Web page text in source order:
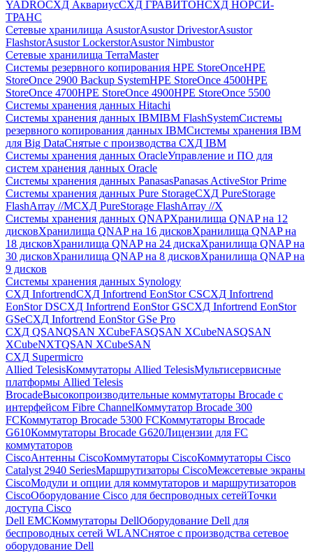
YADROСХД АквариусСХД ГРАВИТОНСХД НОРСИ-
ТРАНС
Сетевые хранилища AsustorAsustor DrivestorAsustor
FlashstorAsustor LockerstorAsustor Nimbustor
Сетевые хранилища TerraMaster
Системы резервного копирования HPE StoreOnceHPE
StoreOnce 2900 Backup SystemHPE StoreOnce 4500HPE
StoreOnce 4700HPE StoreOnce 4900HPE StoreOnce 5500
Системы хранения данных Hitachi
Системы хранения данных IBMIBM FlashSystemСистемы
резервного копирования данных IBMСистемы хранения IBM
для Big DataСнятые с производства СХД IBM
Системы хранения данных OracleУправление и ПО для
систем хранения данных Oracle
Системы хранения данных PanasasPanasas ActiveStor Prime
Системы хранения данных Pure StorageСХД PureStorage
FlashArray //MСХД PureStorage FlashArray //X
Системы хранения данных QNAPХранилища QNAP на 12
дисковХранилища QNAP на 16 дисковХранилища QNAP на
18 дисковХранилища QNAP на 24 дискаХранилища QNAP на
30 дисковХранилища QNAP на 8 дисковХранилища QNAP на
9 дисков
Системы хранения данных Synology
СХД InfortrendСХД Infortrend EonStor CSСХД Infortrend
EonStor DSСХД Infortrend EonStor GSСХД Infortrend EonStor
GSeСХД Infortrend EonStor GSe Pro
СХД QSANQSAN XCubeFASQSAN XCubeNASQSAN
XCubeNXTQSAN XCubeSAN
СХД Supermicro
Allied TelesisКоммутаторы Allied TelesisМультисервисные
платформы Allied Telesis
BrocadeВысокопроизводительные коммутаторы Brocade с
интерфейсом Fibre ChannelКоммутатор Brocade 300
FCКоммутатор Brocade 5300 FCКоммутаторы Brocade
G610Коммутаторы Brocade G620Лицензии для FC
коммутаторов
CiscoАнтенны CiscoКоммутаторы CiscoКоммутаторы Cisco
Catalyst 2940 SeriesМаршрутизаторы CiscoМежсетевые экраны
CiscoМодули и опции для коммутаторов и маршрутизаторов
CiscoОборудование Cisco для беспроводных сетейТочки
доступа Cisco
Dell EMCКоммутаторы DellОборудование Dell для
беспроводных сетей WLANСнятое с производства сетевое
оборудование Dell